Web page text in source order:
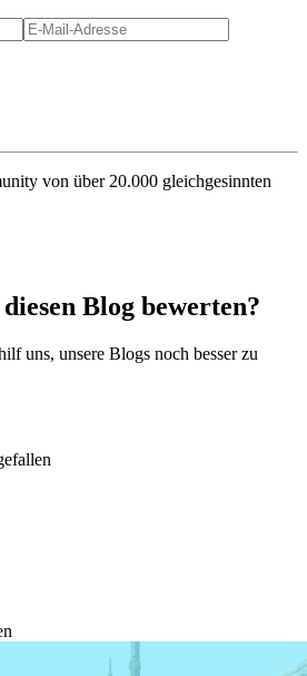
von über 20.000 gleichgesinnten
Blog bewerten?
uns, unsere Blogs noch besser zu